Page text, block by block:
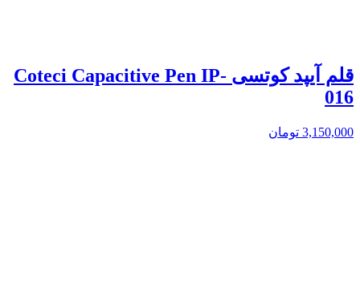
قلم آیپد کوتسی Coteci Capacitive Pen IP-
016
3,150,000 تومان